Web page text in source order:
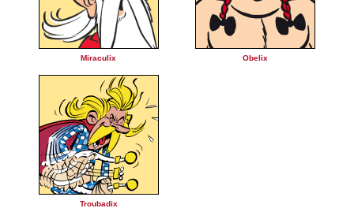
Miraculix Obelix
Troubadix